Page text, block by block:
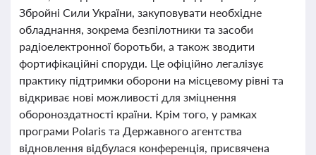
Збройні Сили України, закуповувати необхідне
обладнання, зокрема безпілотники та засоби
радіоелектронної боротьби, а також зводити
фортифікаційні споруди. Це офіційно легалізує
практику підтримки оборони на місцевому рівні та
відкриває нові можливості для зміцнення
обороноздатності країни. Крім того, у рамках
програми Polaris та Державного агентства
відновлення відбулася конференція, присвячена